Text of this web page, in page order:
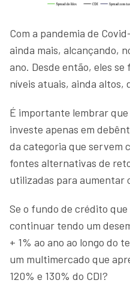
Com a pandemia de
ainda mais, alcançando,
ano. Desde então, eles
níveis atuais, ainda altos,
É importante lembrar
investe apenas em
da categoria que servem
fontes alternativas de
utilizadas para aumentar
Se o fundo de crédito que
continuar tendo um
+ 1% ao ano ao longo do
um multimercado que
120% e 130% do CDI?